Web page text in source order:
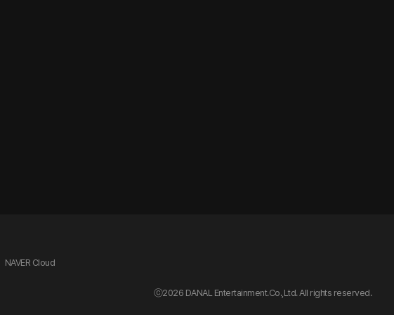
NAVER Cloud
ⓒ2026 DANAL Entertainment.Co.,Ltd. All rights reserved.